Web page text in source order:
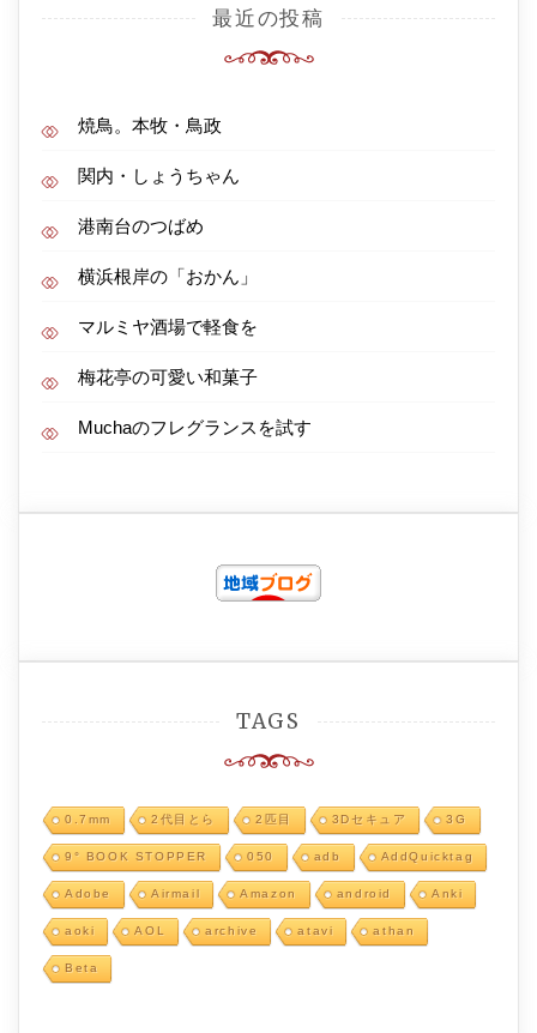
最近の投稿
焼鳥。本牧・鳥政
関内・しょうちゃん
港南台のつばめ
横浜根岸の「おかん」
マルミヤ酒場で軽食を
梅花亭の可愛い和菓子
Muchaのフレグランスを試す
TAGS
0.7mm 2代目とら 2匹目 3Dセキュア 3G
9° BOOK STOPPER 050 adb AddQuicktag
Adobe Airmail Amazon android Anki
aoki AOL archive atavi athan
Beta